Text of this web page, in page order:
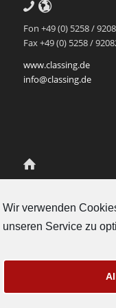
Wir verwenden
unseren Service zu
Fon +49 (0) 5258 /
Fax +49 (0) 5258 /
www.classing.de
info@classing.de
für
Scherenschlich und
Gubelstrasse 12
Tel. +41-41-5112558